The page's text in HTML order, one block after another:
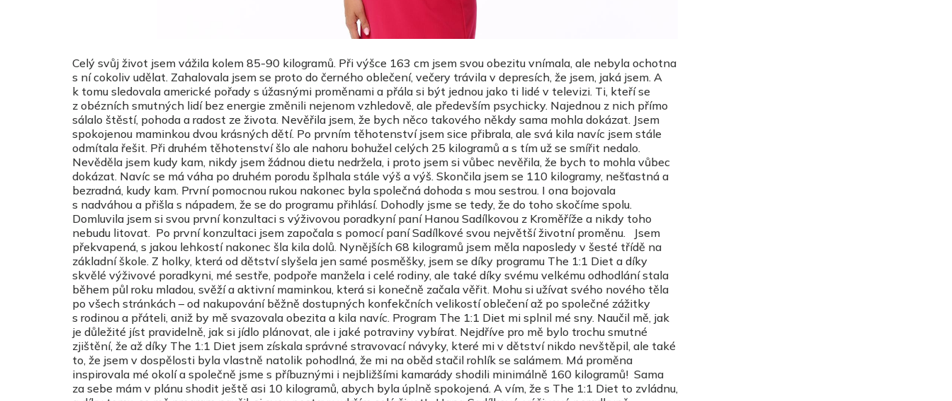
Celý svůj život jsem vážila kolem 85-90 kilogramů. Při výšce 163 cm jsem svou obezitu vnímala, ale nebyla ochotna
s ní cokoliv udělat. Zahalovala jsem se proto do černého oblečení, večery trávila v depresích, že jsem, jaká jsem. A
k tomu sledovala americké pořady s úžasnými proměnami a přála si být jednou jako ti lidé v televizi. Ti, kteří se
z obézních smutných lidí bez energie změnili nejenom vzhledově, ale především psychicky. Najednou z nich přímo
sálalo štěstí, pohoda a radost ze života. Nevěřila jsem, že bych něco takového někdy sama mohla dokázat. Jsem
spokojenou maminkou dvou krásných dětí. Po prvním těhotenství jsem sice přibrala, ale svá kila navíc jsem stále
odmítala řešit. Při druhém těhotenství šlo ale nahoru bohužel celých 25 kilogramů a s tím už se smířit nedalo.
Nevěděla jsem kudy kam, nikdy jsem žádnou dietu nedržela, i proto jsem si vůbec nevěřila, že bych to mohla vůbec
dokázat. Navíc se má váha po druhém porodu šplhala stále výš a výš. Skončila jsem se 110 kilogramy, nešťastná a
bezradná, kudy kam. První pomocnou rukou nakonec byla společná dohoda s mou sestrou. I ona bojovala
s nadváhou a přišla s nápadem, že se do programu přihlásí. Dohodly jsme se tedy, že do toho skočíme spolu.
Domluvila jsem si svou první konzultaci s výživovou poradkyní paní Hanou Sadílkovou z Kroměříže a nikdy toho
nebudu litovat. Po první konzultaci jsem započala s pomocí paní Sadílkové svou největší životní proměnu. Jsem
překvapená, s jakou lehkostí nakonec šla kila dolů. Nynějších 68 kilogramů jsem měla naposledy v šesté třídě na
základní škole. Z holky, která od dětství slyšela jen samé posměšky, jsem se díky programu The 1:1 Diet a díky
skvělé výživové poradkyni, mé sestře, podpoře manžela i celé rodiny, ale také díky svému velkému odhodlání stala
během půl roku mladou, svěží a aktivní maminkou, která si konečně začala věřit. Mohu si užívat svého nového těla
po všech stránkách – od nakupování běžně dostupných konfekčních velikostí oblečení až po společné zážitky
s rodinou a přáteli, aniž by mě svazovala obezita a kila navíc. Program The 1:1 Diet mi splnil mé sny. Naučil mě, jak
je důležité jíst pravidelně, jak si jídlo plánovat, ale i jaké potraviny vybírat. Nejdříve pro mě bylo trochu smutné
zjištění, že až díky The 1:1 Diet jsem získala správné stravovací návyky, které mi v dětství nikdo nevštěpil, ale také
to, že jsem v dospělosti byla vlastně natolik pohodlná, že mi na oběd stačil rohlík se salámem. Má proměna
inspirovala mé okolí a společně jsme s příbuznými i nejbližšími kamarády shodili minimálně 160 kilogramů! Sama
za sebe mám v plánu shodit ještě asi 10 kilogramů, abych byla úplně spokojená. A vím, že s The 1:1 Diet to zvládnu,